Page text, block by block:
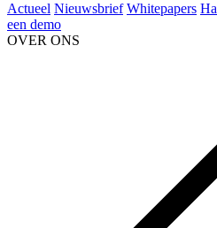
Actueel Nieuwsbrief Whitepapers
een demo
OVER ONS